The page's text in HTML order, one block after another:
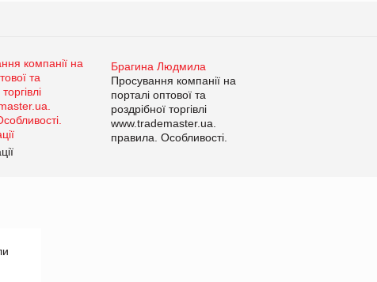
Брагина Людмила
Просування компанії на
порталі оптової та
роздрібної торгівлі
www.trademaster.ua.
правила. Особливості.